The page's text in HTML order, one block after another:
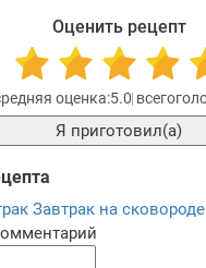
Оценить рецепт
5.0
Я приготовил(а)
Завтрак на сковороде